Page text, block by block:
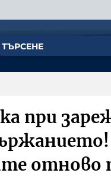
при
отново